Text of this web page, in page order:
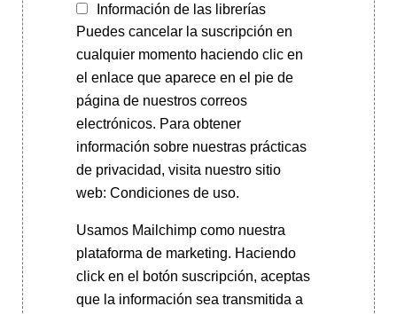
Información de las librerías
Puedes cancelar la suscripción en
cualquier momento haciendo clic en
el enlace que aparece en el pie de
página de nuestros correos
electrónicos. Para obtener
información sobre nuestras prácticas
de privacidad, visita nuestro sitio
web: Condiciones de uso.
Usamos Mailchimp como nuestra
plataforma de marketing. Haciendo
click en el botón suscripción, aceptas
que la información sea transmitida a